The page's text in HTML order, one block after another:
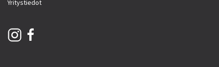
Yritystiedot